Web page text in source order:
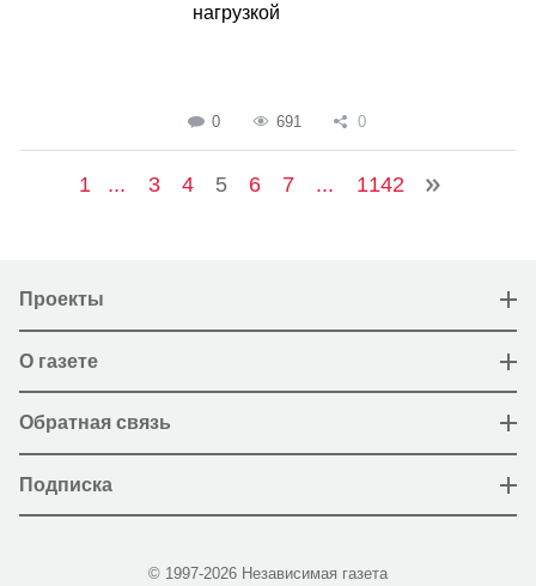
нагрузкой
0 691 0
1 ... 3 4 5 6 7 ... 1142
Проекты
О газете
Обратная связь
Подписка
© 1997-2026 Независимая газета